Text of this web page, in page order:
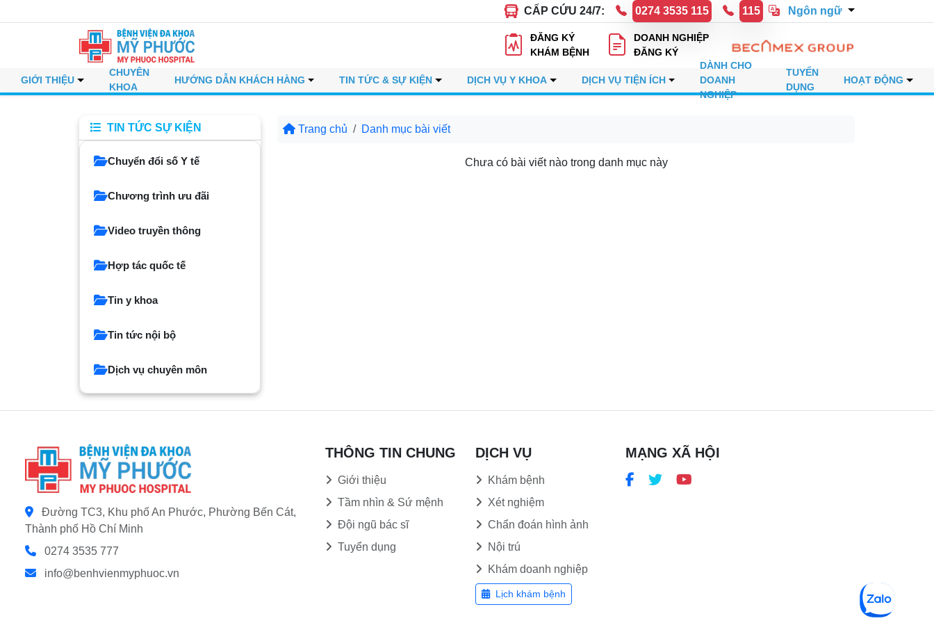
CẤP CỨU 24/7: 0274 3535 115 115 Ngôn ngữ
ĐĂNG KÝ
KHÁM BỆNH
DOANH NGHIỆP
ĐĂNG KÝ
GIỚI THIỆU
CHUYÊN
KHOA
HƯỚNG DẪN KHÁCH HÀNG TIN TỨC & SỰ KIỆN DỊCH VỤ Y KHOA DỊCH VỤ TIỆN ÍCH
DÀNH CHO
DOANH
NGHIỆP
TUYỂN
DỤNG
HOẠT ĐỘNG
TIN TỨC SỰ KIỆN
Chuyển đổi số Y tế
Chương trình ưu đãi
Video truyền thông
Hợp tác quốc tế
Tin y khoa
Tin tức nội bộ
Dịch vụ chuyên môn
Trang chủ Danh mục bài viết
Chưa có bài viết nào trong danh mục này
Đường TC3, Khu phố An Phước, Phường Bến Cát,
Thành phố Hồ Chí Minh
0274 3535 777
info@benhvienmyphuoc.vn
THÔNG TIN CHUNG
Giới thiệu
Tầm nhìn & Sứ mệnh
Đội ngũ bác sĩ
Tuyển dụng
DỊCH VỤ
Khám bệnh
Xét nghiệm
Chẩn đoán hình ảnh
Nội trú
Khám doanh nghiệp
Lịch khám bệnh
MẠNG XÃ HỘI